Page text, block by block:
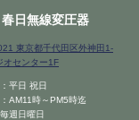
春日無線変圧器
東京都千代田区外神田1-
オセンター1F
平日 祝日
AM11時～PM5時迄
週日曜日